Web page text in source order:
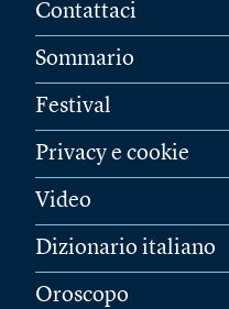
Contattaci
Sommario
Festival
Privacy e cookie
Video
Dizionario italiano
Oroscopo